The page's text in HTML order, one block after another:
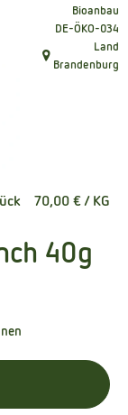
40g
70,00 €/ KG
Bioanbau
,DE-ÖKO-034
, Herkunft:
Land
Brandenburg
Warenkorb